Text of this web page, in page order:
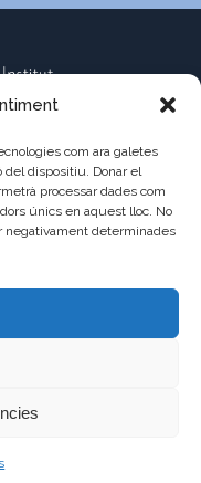
com ara galetes
del dispositiu. Donar el
processar dades com
únics en aquest lloc. No
negativament determinades